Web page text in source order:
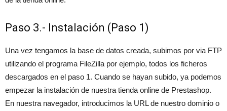
Paso 3.- Instalación (Paso 1)
Una vez tengamos la base de datos creada, subimos por via FTP
utilizando el programa FileZilla por ejemplo, todos los ficheros
descargados en el paso 1. Cuando se hayan subido, ya podemos
empezar la instalación de nuestra tienda online de Prestashop.
En nuestra navegador, introducimos la URL de nuestro dominio o